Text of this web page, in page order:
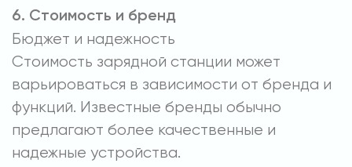
6. Стоимость и бренд
Бюджет и надежность
Стоимость зарядной станции может
варьироваться в зависимости от бренда и
функций. Известные бренды обычно
предлагают более качественные и
надежные устройства.